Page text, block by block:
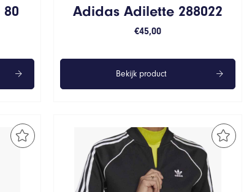
Adidas Adilette 288022
€45,00
Bekijk product